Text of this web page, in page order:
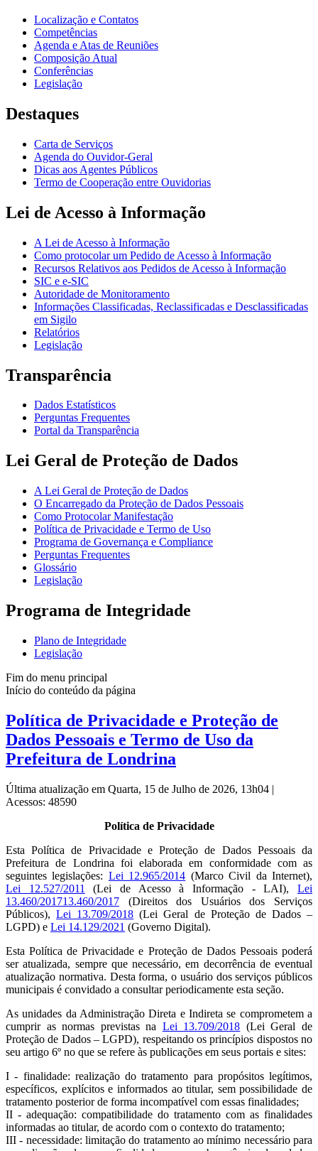
Localização e Contatos
Competências
Agenda e Atas de Reuniões
Composição Atual
Conferências
Legislação
Destaques
Carta de Serviços
Agenda do Ouvidor-Geral
Dicas aos Agentes Públicos
Termo de Cooperação entre Ouvidorias
Lei de Acesso à Informação
A Lei de Acesso à Informação
Como protocolar um Pedido de Acesso à Informação
Recursos Relativos aos Pedidos de Acesso à Informação
SIC e e-SIC
Autoridade de Monitoramento
Informações Classificadas, Reclassificadas e Desclassificadas
em Sigilo
Relatórios
Legislação
Transparência
Dados Estatísticos
Perguntas Frequentes
Portal da Transparência
Lei Geral de Proteção de Dados
A Lei Geral de Proteção de Dados
O Encarregado da Proteção de Dados Pessoais
Como Protocolar Manifestação
Política de Privacidade e Termo de Uso
Programa de Governança e Compliance
Perguntas Frequentes
Glossário
Legislação
Programa de Integridade
Plano de Integridade
Legislação
Fim do menu principal
Início do conteúdo da página
Política de Privacidade e Proteção de
Dados Pessoais e Termo de Uso da
Prefeitura de Londrina
Última atualização em Quarta, 15 de Julho de 2026, 13h04 |
Acessos: 48590
Política de Privacidade
Esta Política de Privacidade e Proteção de Dados Pessoais da
Prefeitura de Londrina foi elaborada em conformidade com as
seguintes legislações: Lei 12.965/2014 (Marco Civil da Internet),
Lei 12.527/2011
(Lei de Acesso à Informação - LAI),Lei
13.460/201713.460/2017 (Direitos dos Usuários dos Serviços
Públicos),Lei 13.709/2018 (Lei Geral de Proteção de Dados –
LGPD) e Lei 14.129/2021 (Governo Digital).
Esta Política de Privacidade e Proteção de Dados Pessoais poderá
ser atualizada, sempre que necessário, em decorrência de eventual
atualização normativa. Desta forma, o usuário dos serviços públicos
municipais é convidado a consultar periodicamente esta seção.
As unidades da Administração Direta e Indireta se comprometem a
cumprir as normas previstas na Lei 13.709/2018 (Lei Geral de
Proteção de Dados – LGPD), respeitando os princípios dispostos no
seu artigo 6º no que se refere às publicações em seus portais e sites:
I - finalidade: realização do tratamento para propósitos legítimos,
específicos, explícitos e informados ao titular, sem possibilidade de
tratamento posterior de forma incompatível com essas finalidades;
II - adequação: compatibilidade do tratamento com as finalidades
informadas ao titular, de acordo com o contexto do tratamento;
III - necessidade: limitação do tratamento ao mínimo necessário para